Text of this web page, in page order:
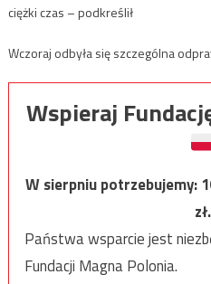
ciężki czas – podkreślił
Wczoraj odbyła się szczególna
Wspieraj
W sierpniu potrzebujemy:
zł.
Państwa wsparcie jest
Fundacji Magna Polonia.